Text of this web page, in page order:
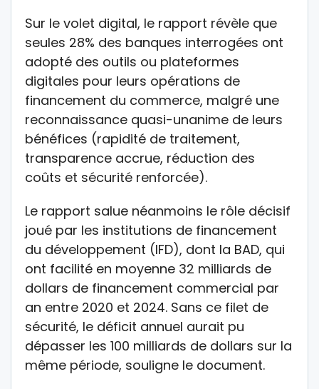
Sur le volet digital, le rapport révèle que
seules 28% des banques interrogées ont
adopté des outils ou plateformes
digitales pour leurs opérations de
financement du commerce, malgré une
reconnaissance quasi-unanime de leurs
bénéfices (rapidité de traitement,
transparence accrue, réduction des
coûts et sécurité renforcée).
Le rapport salue néanmoins le rôle décisif
joué par les institutions de financement
du développement (IFD), dont la BAD, qui
ont facilité en moyenne 32 milliards de
dollars de financement commercial par
an entre 2020 et 2024. Sans ce filet de
sécurité, le déficit annuel aurait pu
dépasser les 100 milliards de dollars sur la
même période, souligne le document.